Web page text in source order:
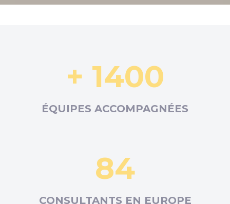
+ 1400
ÉQUIPES ACCOMPAGNÉES
84
CONSULTANTS EN EUROPE